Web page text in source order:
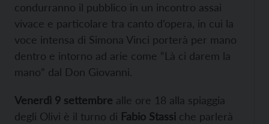
condurranno il pubblico in un incontro assai
vivace e particolare tra canto d’opera, in cui la
voce intensa di Simona Vinci porterà per mano
dentro e intorno ad arie come “Là ci darem la
mano” dal Don Giovanni.
Venerdì 9 settembre alle ore 18 alla spiaggia
degli Olivi è il turno di Fabio Stassi che parlerà